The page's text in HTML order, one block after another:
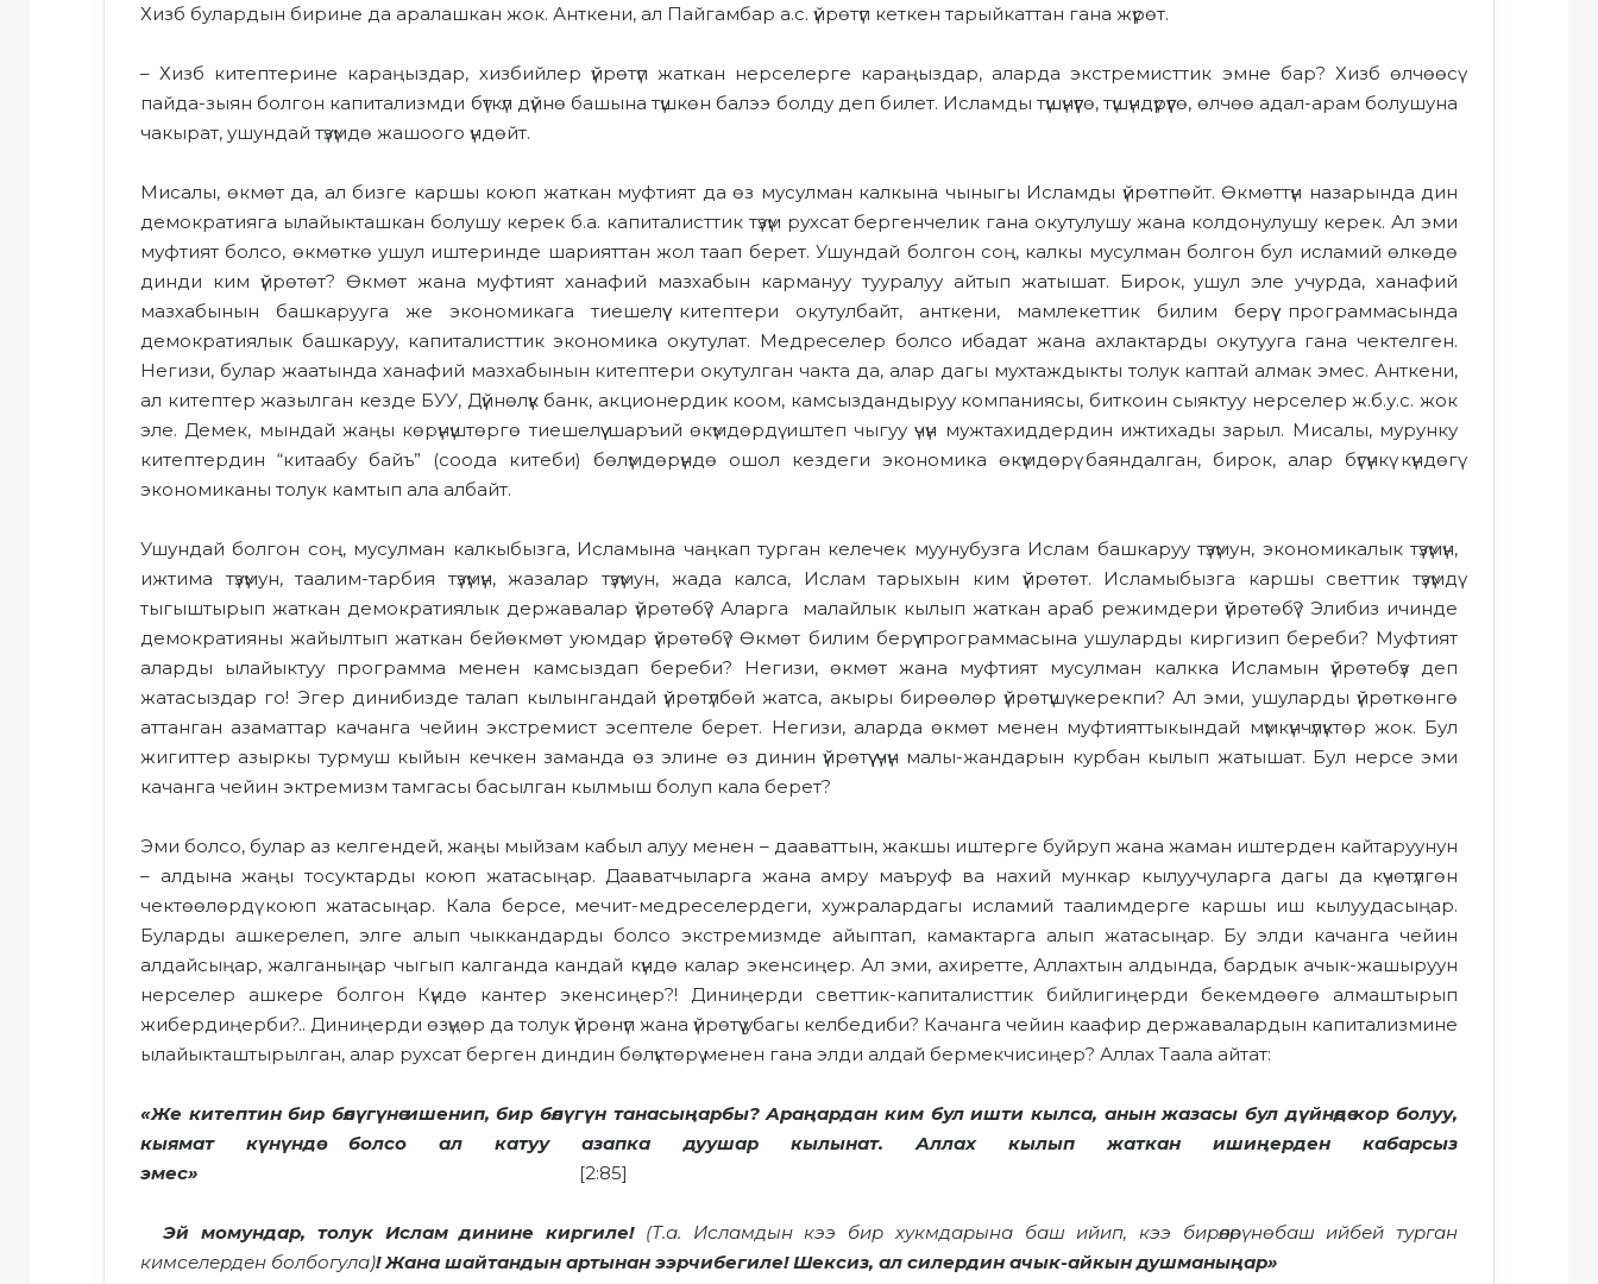
Хизб булардын бирине да аралашкан жок. Анткени, ал Пайгамбар а.с. үйрөтүп кеткен тарыйкаттан гана жүрөт.
– Хизб китептерине караңыздар, хизбийлер үйрөтүп жаткан нерселерге караңыздар, аларда экстремисттик эмне бар? Хизб өлчөөсү
пайда-зыян болгон капитализмди бүткүл дүйнө башына түшкөн балээ болду деп билет. Исламды түшүнүүгө, түшүндүрүүгө, өлчөө адал-арам болушуна
чакырат, ушундай түзүмдө жашоого үндөйт.
Мисалы, өкмөт да, ал бизге каршы коюп жаткан муфтият да өз мусулман калкына чыныгы Исламды үйрөтпөйт. Өкмөттүн назарында дин
демократияга ылайыкташкан болушу керек б.а. капиталисттик түзүм рухсат бергенчелик гана окутулушу жана колдонулушу керек. Ал эми
муфтият болсо, өкмөткө ушул иштеринде шарияттан жол таап берет. Ушундай болгон соң, калкы мусулман болгон бул исламий өлкөдө
динди ким үйрөтөт? Өкмөт жана муфтият ханафий мазхабын кармануу тууралуу айтып жатышат. Бирок, ушул эле учурда, ханафий
мазхабынын башкарууга же экономикага тиешелүү китептери окутулбайт, анткени, мамлекеттик билим берүү программасында
демократиялык башкаруу, капиталисттик экономика окутулат. Медреселер болсо ибадат жана ахлактарды окутууга гана чектелген.
Негизи, булар жаатында ханафий мазхабынын китептери окутулган чакта да, алар дагы мухтаждыкты толук каптай алмак эмес. Анткени,
ал китептер жазылган кезде БУУ, Дүйнөлүк банк, акционердик коом, камсыздандыруу компаниясы, биткоин сыяктуу нерселер ж.б.у.с. жок
эле. Демек, мындай жаңы көрүнүштөргө тиешелүү шаръий өкүмдөрдү иштеп чыгуу үчүн мужтахиддердин ижтихады зарыл. Мисалы, мурунку
китептердин “китаабу байъ” (соода китеби) бөлүмдөрүндө ошол кездеги экономика өкүмдөрү баяндалган, бирок, алар бүгүнкү күндөгү
экономиканы толук камтып ала албайт.
Ушундай болгон соң, мусулман калкыбызга, Исламына чаңкап турган келечек муунубузга Ислам башкаруу түзүмун, экономикалык түзүмүн,
ижтима түзүмун, таалим-тарбия түзүмүн, жазалар түзүмун, жада калса, Ислам тарыхын ким үйрөтөт. Исламыбызга каршы светтик түзүмдү
тыгыштырып жаткан демократиялык державалар үйрөтөбү? Аларга малайлык кылып жаткан араб режимдери үйрөтөбү? Элибиз ичинде
демократияны жайылтып жаткан бейөкмөт уюмдар үйрөтөбү? Өкмөт билим берүү программасына ушуларды киргизип береби? Муфтият
аларды ылайыктуу программа менен камсыздап береби? Негизи, өкмөт жана муфтият мусулман калкка Исламын үйрөтөбүз деп
жатасыздар го! Эгер динибизде талап кылынгандай үйрөтүлбөй жатса, акыры бирөөлөр үйрөтүшү керекпи? Ал эми, ушуларды үйрөткөнгө
аттанган азаматтар качанга чейин экстремист эсептеле берет. Негизи, аларда өкмөт менен муфтияттыкындай мүмкүнчүлүктөр жок. Бул
жигиттер азыркы турмуш кыйын кечкен заманда өз элине өз динин үйрөтүү үчүн малы-жандарын курбан кылып жатышат. Бул нерсе эми
качанга чейин эктремизм тамгасы басылган кылмыш болуп кала берет?
Эми болсо, булар аз келгендей, жаңы мыйзам кабыл алуу менен – дааваттын, жакшы иштерге буйруп жана жаман иштерден кайтаруунун
– алдына жаңы тосуктарды коюп жатасыңар. Дааватчыларга жана амру маъруф ва нахий мункар кылуучуларга дагы да күчөтүлгөн
чектөөлөрдү коюп жатасыңар. Кала берсе, мечит-медреселердеги, хужралардагы исламий таалимдерге каршы иш кылуудасыңар.
Буларды ашкерелеп, элге алып чыккандарды болсо экстремизмде айыптап, камактарга алып жатасыңар. Бу элди качанга чейин
алдайсыңар, жалганыңар чыгып калганда кандай күндө калар экенсиңер. Ал эми, ахиретте, Аллахтын алдында, бардык ачык-жашыруун
нерселер ашкере болгон Күндө кантер экенсиңер?! Диниңерди светтик-капиталисттик бийлигиңерди бекемдөөгө алмаштырып
жибердиңерби?.. Диниңерди өзүңөр да толук үйрөнүп жана үйрөтүү убагы келбедиби? Качанга чейин каафир державалардын капитализмине
ылайыкташтырылган, алар рухсат берген диндин бөлүктөрү менен гана элди алдай бермекчисиңер? Аллах Таала айтат:
«Же китептин бир бөлүгүнө ишенип, бир бөлүгүн танасыңарбы? Араңардан ким бул ишти кылса, анын жазасы бул дүйнөдө кор болуу,
кыямат күнүндө болсо ал катуу азапка дуушар кылынат. Аллах кылып жаткан ишиңерден кабарсыз
эмес»
[2:85]
Эй момундар, толук Ислам динине киргиле! (Т.а. Исламдын кээ бир хукмдарына баш ийип, кээ бирөөлөрүнө баш ийбей турган
кимселерден болбогула)! Жана шайтандын артынан ээрчибегиле! Шексиз, ал силердин ачык-айкын душманыңар»